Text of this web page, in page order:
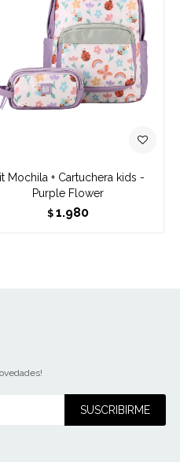
Mochila + Cartuchera kids -
Purple Flower
$ 1.980
SUSCRIBIRME